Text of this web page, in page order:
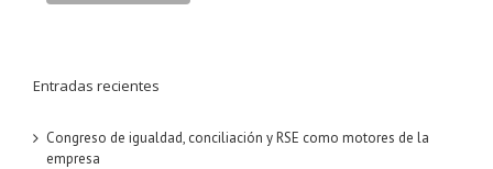
Entradas recientes
Congreso de igualdad, conciliación y RSE como motores de la
empresa